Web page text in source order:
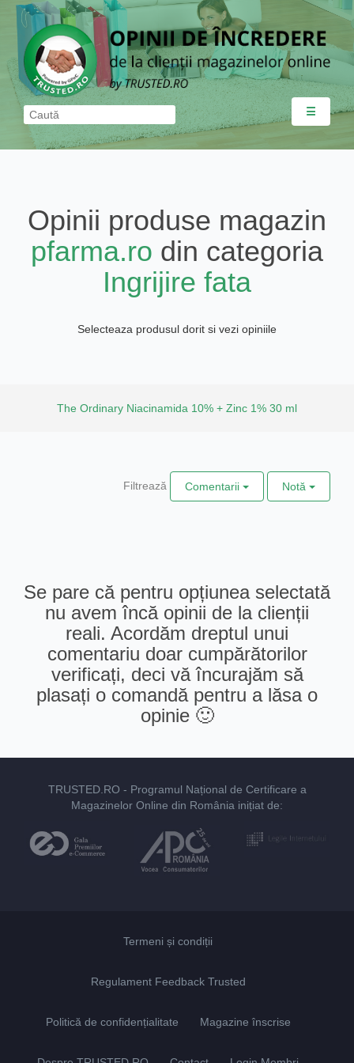
☰
Opinii produse magazin
pfarma.ro din categoria
Ingrijire fata
Selecteaza produsul dorit si vezi opiniile
The Ordinary Niacinamida 10% + Zinc 1% 30 ml
Filtrează Comentarii Notă
Se pare că pentru opțiunea selectată
nu avem încă opinii de la clienții
reali. Acordăm dreptul unui
comentariu doar cumpărătorilor
verificați, deci vă încurajăm să
plasați o comandă pentru a lăsa o
opinie 🙂
TRUSTED.RO - Programul Național de Certificare a
Magazinelor Online din România inițiat de:
Termeni și condiții
Regulament Feedback Trusted
Politică de confidențialitate Magazine înscrise